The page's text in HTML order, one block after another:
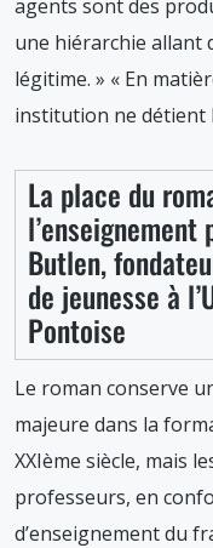
agents sont des
une hiérarchie allant
légitime. » « En
institution ne détient
La place du
Butlen,
de jeunesse à
Pontoise
Le roman conserve
majeure dans la
XXIème siècle, mais
professeurs, en
d’enseignement du